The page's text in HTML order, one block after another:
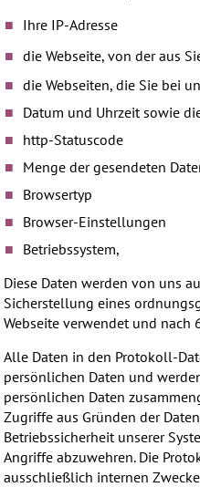
Ihre IP-Adresse
die Webseite, von der aus
die Webseiten, die Sie bei
Datum und Uhrzeit sowie
http-Statuscode
Menge der gesendeten
Browsertyp
Browser-Einstellungen
Betriebssystem,
Diese Daten werden von uns
Sicherstellung eines
Webseite verwendet und nach
Alle Daten in den Protokoll-
persönlichen Daten und
persönlichen Daten
Zugriffe aus Gründen der
Betriebssicherheit unserer
Angriffe abzuwehren. Die
ausschließlich internen